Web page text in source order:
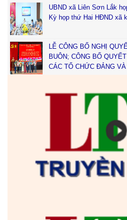
UBND xã Liên Sơn Lắk
Kỳ họp thứ Hai HĐND xã
LỄ CÔNG BỐ NGHỊ
BUÔN; CÔNG BỐ
CÁC TỔ CHỨC ĐẢNG